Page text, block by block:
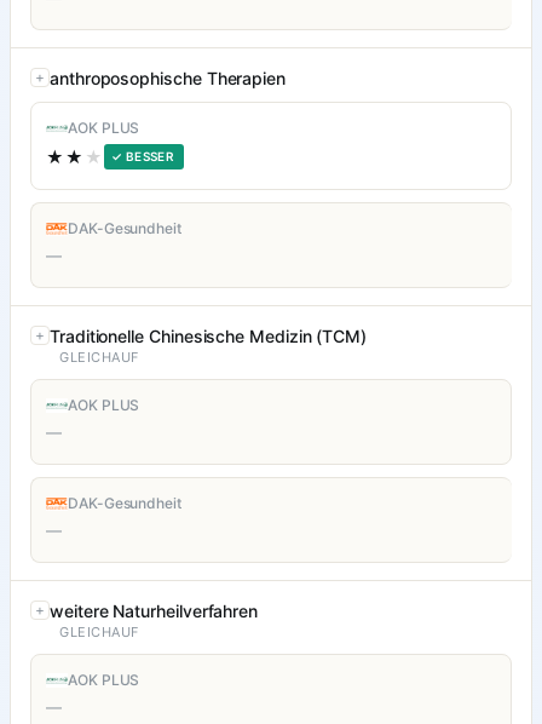
anthroposophische Therapien
AOK PLUS
★★ ★ ✓ BESSER
DAK-Gesundheit
—
Traditionelle Chinesische Medizin (TCM)
GLEICHAUF
AOK PLUS
—
DAK-Gesundheit
—
weitere Naturheilverfahren
GLEICHAUF
AOK PLUS
—